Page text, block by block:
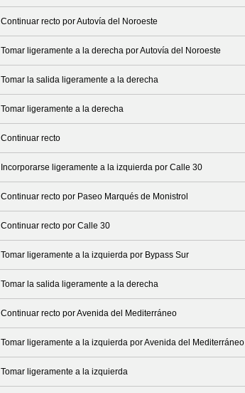
Continuar recto por Autovía del Noroeste
Tomar ligeramente a la derecha por Autovía del Noroeste
Tomar la salida ligeramente a la derecha
Tomar ligeramente a la derecha
Continuar recto
Incorporarse ligeramente a la izquierda por Calle 30
Continuar recto por Paseo Marqués de Monistrol
Continuar recto por Calle 30
Tomar ligeramente a la izquierda por Bypass Sur
Tomar la salida ligeramente a la derecha
Continuar recto por Avenida del Mediterráneo
Tomar ligeramente a la izquierda por Avenida del Mediterráneo
Tomar ligeramente a la izquierda